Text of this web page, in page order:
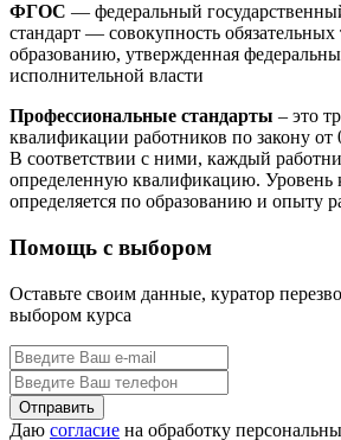
ФГОС — федеральный
стандарт — совокупность
образованию, утвержденная
исполнительной власти
Профессиональные стандарты – это
квалификации работников по закону
В соответствии с ними, каждый
определенную квалификацию. Уровень
определяется по образованию и опыту
Помощь с выбором
Оставьте своим данные, куратор
выбором курса
Даю согласие на обработку